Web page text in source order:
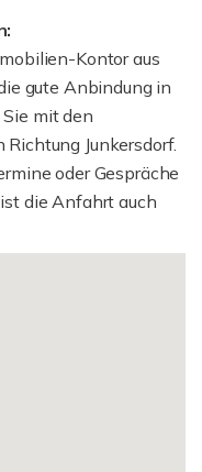
Kontor aus
gute Anbindung in
mit den
Junkersdorf.
oder Gespräche
die Anfahrt auch